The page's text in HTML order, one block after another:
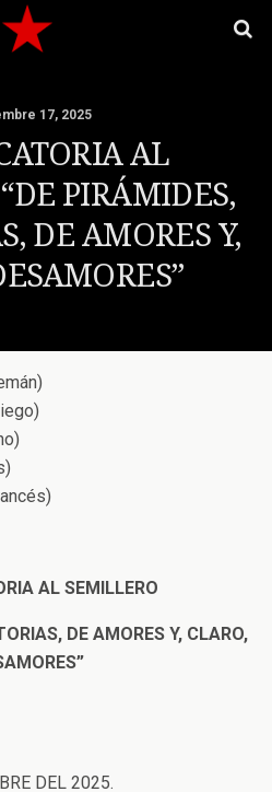
17, 2025
AL
PIRÁMIDES,
DE AMORES Y,
AL SEMILLERO
DE AMORES Y, CLARO,
DEL 2025.